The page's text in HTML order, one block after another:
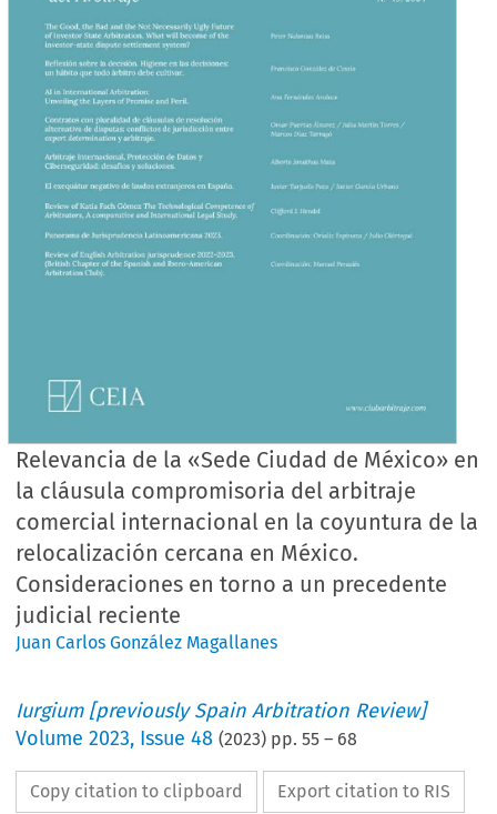
Relevancia de la «Sede Ciudad de México» en
la cláusula compromisoria del arbitraje
comercial internacional en la coyuntura de la
relocalización cercana en México.
Consideraciones en torno a un precedente
judicial reciente
Juan Carlos González Magallanes
Iurgium [previously Spain Arbitration Review]
Volume2023, Issue 48 (2023) pp.55 – 68
Copy citation to clipboard Export citation to RIS